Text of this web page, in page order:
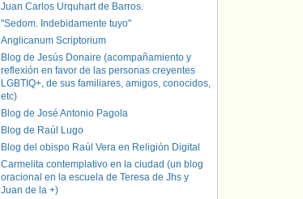
Juan Carlos Urquhart de Barros.
"Sedom. Indebidamente tuyo"
Anglicanum Scriptorium
Blog de Jesús Donaire (acompañamiento y
reflexión en favor de las personas creyentes
LGBTIQ+, de sus familiares, amigos, conocidos,
etc)
Blog de José Antonio Pagola
Blog de Raúl Lugo
Blog del obispo Raúl Vera en Religión Digital
Carmelita contemplativo en la ciudad (un blog
oracional en la escuela de Teresa de Jhs y
Juan de la +)